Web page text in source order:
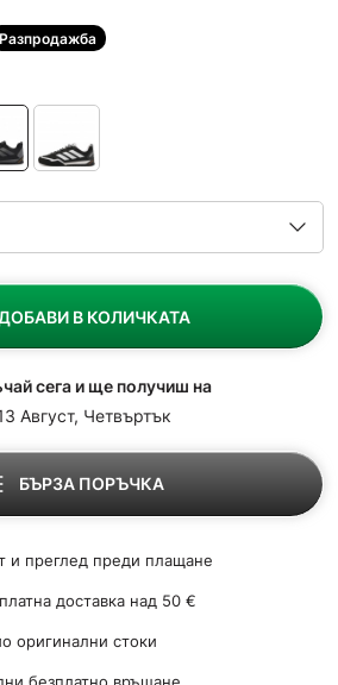
Разпродажба
В КОЛИЧКАТА
сега и ще получиш на
Август, Четвъртък
БЪРЗА ПОРЪЧКА
и преглед преди плащане
доставка над 50 €
оригинални стоки
безплатно връщане